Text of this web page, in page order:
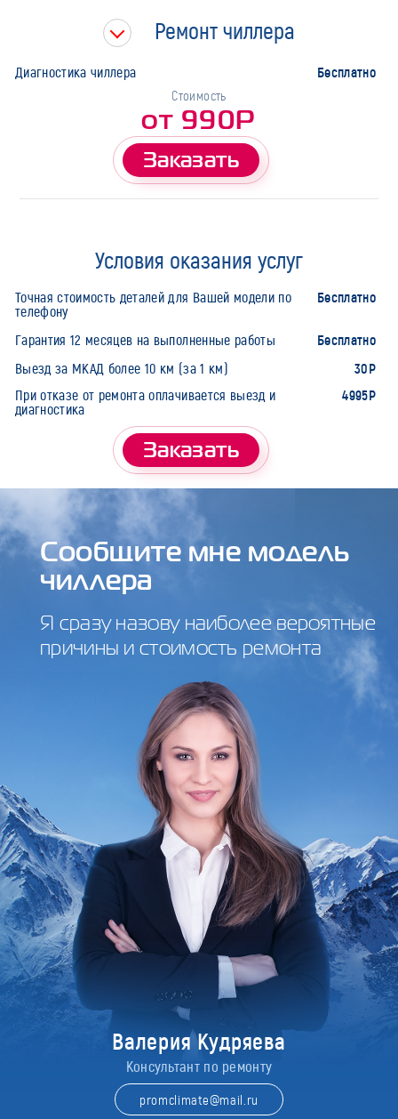
Ремонт чиллера
Диагностика чиллера Бесплатно
Стоимость
от 990Р
Заказать
Условия оказания услуг
Точная стоимость деталей для Вашей модели по
телефону
Бесплатно
Гарантия 12 месяцев на выполненные работы Бесплатно
Выезд за МКАД более 10 км (за 1 км) 30Р
При отказе от ремонта оплачивается выезд и
диагностика
4995Р
Заказать
Сообщите мне модель
чиллера
Я сразу назову наиболее вероятные
причины и стоимость ремонта
Валерия Кудряева
Консультант по ремонту
promclimate@mail.ru